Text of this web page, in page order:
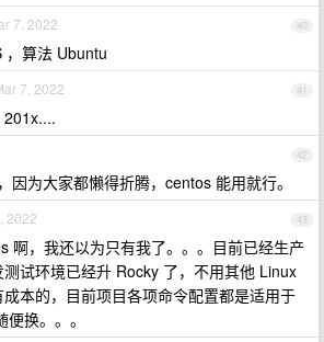
40
7, 2022
，算法 Ubuntu
41
7, 2022
42
因为大家都懒得折腾，centos 能用就行。
43
2022
啊，我还以为只有我了。。。目前已经生产
试环境已经升 Rocky 了，不用其他 Linux
本的，目前项目各项命令配置都是适用于
换。。。